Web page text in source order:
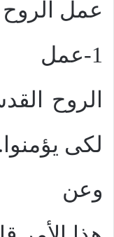
عمل
1-عمل
الروح
لكى يؤمنوا.
وعن